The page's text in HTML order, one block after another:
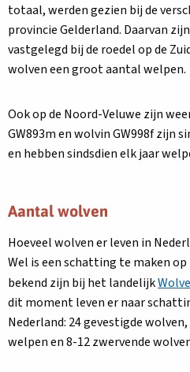
totaal, werden gezien bij de
provincie Gelderland. Daarvan
vastgelegd bij de roedel op de
wolven een groot aantal welpen.
Ook op de Noord-Veluwe zijn
GW893m en wolvin GW998f zijn
en hebben sindsdien elk jaar
Aantal wolven
Hoeveel wolven er leven in
Wel is een schatting te maken op
bekend zijn bij het landelijk
dit moment leven er naar
Nederland: 24 gevestigde
welpen en 8-12 zwervende